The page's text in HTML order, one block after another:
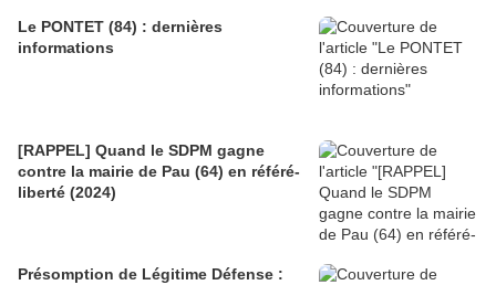
Le PONTET (84) : dernières
informations
[RAPPEL] Quand le SDPM gagne
contre la mairie de Pau (64) en référé-
liberté (2024)
Présomption de Légitime Défense :